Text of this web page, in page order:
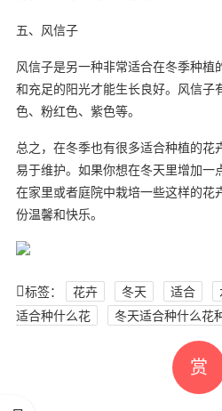
五、风信子
风信子是另一种非常适合在冬季种植
和充足的阳光才能生长良好。风信子
色、粉红色、紫色等。
总之，在冬季也有很多适合种植的花
易于维护。如果你想在冬天里增加一
在家里或者庭院中栽培一些这样的花
份温馨和快乐。
标签： 花卉 冬天 适合
适合种什么花
冬天适合种什么花
赏